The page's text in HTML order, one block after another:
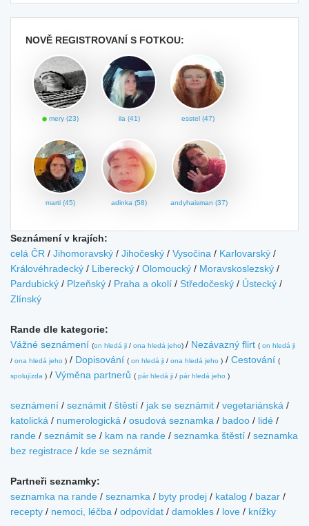
NOVĚ REGISTROVANÍ S FOTKOU:
mery (23) ila (41) esstel (47)
marti (45) adinka (58) andyhaisman (37)
Seznámení v krajích:
celá ČR / Jihomoravský / Jihočeský / Vysočina / Karlovarský /
Královéhradecký / Liberecký / Olomoucký / Moravskoslezský /
Pardubický / Plzeňský / Praha a okolí / Středočeský / Ústecký /
Zlínský
Rande dle kategorie:
Vážné seznámení (on hledá ji / ona hledá jeho) / Nezávazný flirt ( on hledá ji
/ ona hledá jeho ) / Dopisování ( on hledá ji / ona hledá jeho ) / Cestování (
spolujízda ) / Výměna partnerů ( pár hledá ji / pár hledá jeho )
seznámení / seznámit / štěstí / jak se seznámit / vegetariánská /
katolická / numerologická / osudová seznamka / badoo / lidé /
rande / seznámit se / kam na rande / seznamka štěstí / seznamka
bez registrace / kde se seznámit
Partneři seznamky:
seznamka na rande / seznamka / byty prodej / katalog / bazar /
recepty / nemoci, léčba / odpovídat / damokles / love / knížky